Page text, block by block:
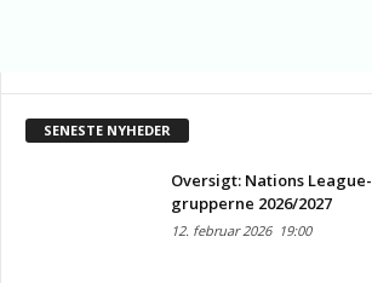
SENESTE NYHEDER
Oversigt: Nations League-
grupperne 2026/2027
12. februar 202619:00